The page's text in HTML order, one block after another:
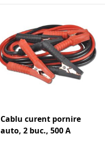
Cablu curent pornire
auto, 2 buc., 500 A